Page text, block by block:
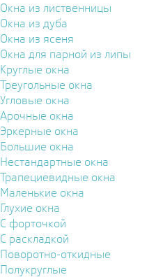
Окна из лиственницы
Окна из дуба
Окна из ясеня
Окна для парной из липы
Круглые окна
Треугольные окна
Угловые окна
Арочные окна
Эркерные окна
Большие окна
Нестандартные окна
Трапециевидные окна
Маленькие окна
Глухие окна
С форточкой
С раскладкой
Поворотно-откидные
Полукруглые